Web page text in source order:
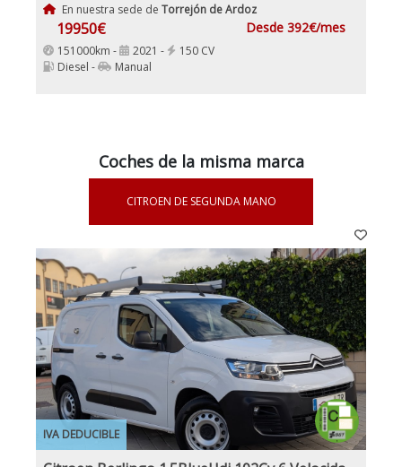
En nuestra sede de Torrejón de Ardoz
19950€ Desde 392€/mes
151000km - 2021 -
150 CV
Diesel -
Manual
Coches de la misma marca
CITROEN DE SEGUNDA MANO
IVA DEDUCIBLE